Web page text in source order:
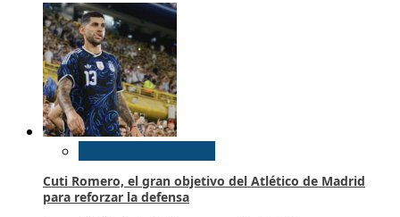
Cuti Romero, el gran objetivo del Atlético de Madrid
para reforzar la defensa